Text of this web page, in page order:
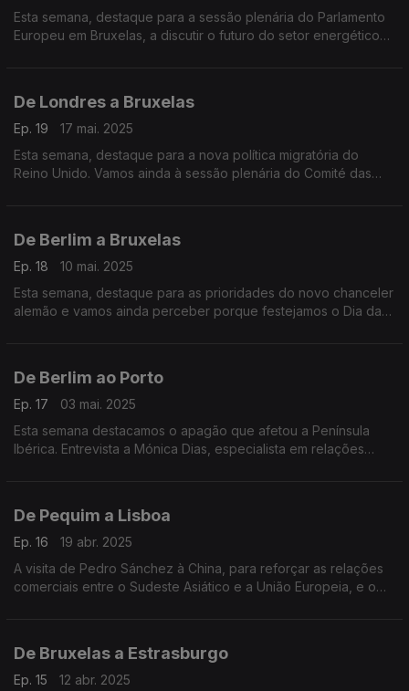
Esta semana, destaque para a sessão plenária do Parlamento
Europeu em Bruxelas, a discutir o futuro do setor energético
De Londres a Bruxelas
Ep. 19
17 mai. 2025
Esta semana, destaque para a nova política migratória do
Reino Unido. Vamos ainda à sessão plenária do Comité das
De Berlim a Bruxelas
Ep. 18
10 mai. 2025
Esta semana, destaque para as prioridades do novo chanceler
alemão e vamos ainda perceber porque festejamos o Dia da
De Berlim ao Porto
Ep. 17
03 mai. 2025
Esta semana destacamos o apagão que afetou a Península
Ibérica. Entrevista a Mónica Dias, especialista em relações
De Pequim a Lisboa
Ep. 16
19 abr. 2025
A visita de Pedro Sánchez à China, para reforçar as relações
comerciais entre o Sudeste Asiático e a União Europeia, e o
De Bruxelas a Estrasburgo
Ep. 15
12 abr. 2025